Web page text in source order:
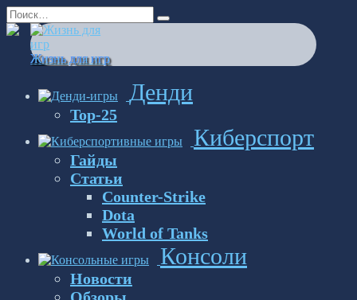
Перейти
к
содержанию
Search
for:
Жизнь для игр
Денди
Top-25
Киберспорт
Гайды
Статьи
Counter-Strike
Dota
World of Tanks
Консоли
Новости